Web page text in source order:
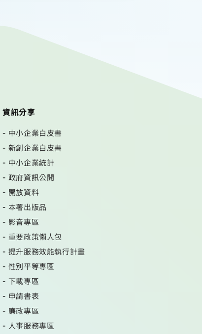
資訊分享
中小企業白皮書
新創企業白皮書
中小企業統計
政府資訊公開
開放資料
本署出版品
影音專區
重要政策懶人包
提升服務效能執行計畫
性別平等專區
下載專區
申請書表
廉政專區
人事服務專區